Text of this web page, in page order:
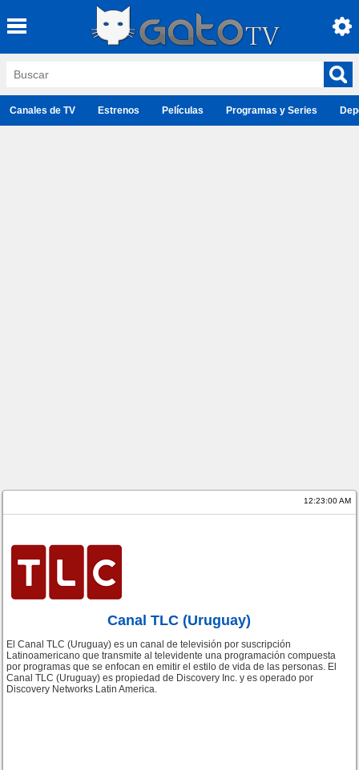
Canales de TV Estrenos Películas Programas y Series
12:23:00 AM
Canal TLC (Uruguay)
El Canal TLC (Uruguay) es un canal de televisión por suscripción
Latinoamericano que transmite al televidente una programación compuesta
por programas que se enfocan en emitir el estilo de vida de las personas. El
Canal TLC (Uruguay) es propiedad de Discovery Inc. y es operado por
Discovery Networks Latin America.